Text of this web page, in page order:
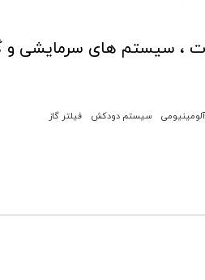
، سیستم های سرمایشی و
سیستم دودکش فیلتر گاز